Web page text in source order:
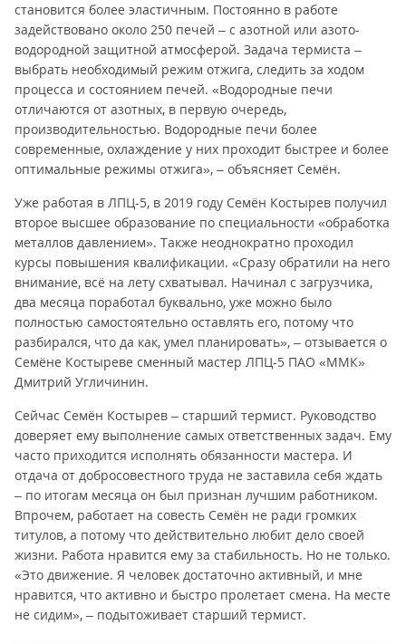
становится более эластичным. Постоянно в работе
задействовано около 250 печей – с азотной или азото-
водородной защитной атмосферой. Задача термиста –
выбрать необходимый режим отжига, следить за ходом
процесса и состоянием печей. «Водородные печи
отличаются от азотных, в первую очередь,
производительностью. Водородные печи более
современные, охлаждение у них проходит быстрее и более
оптимальные режимы отжига», – объясняет Семён.
Уже работая в ЛПЦ-5, в 2019 году Семён Костырев получил
второе высшее образование по специальности «обработка
металлов давлением». Также неоднократно проходил
курсы повышения квалификации. «Сразу обратили на него
внимание, всё на лету схватывал. Начинал с загрузчика,
два месяца поработал буквально, уже можно было
полностью самостоятельно оставлять его, потому что
разбирался, что да как, умел планировать», – отзывается о
Семёне Костыреве сменный мастер ЛПЦ-5 ПАО «ММК»
Дмитрий Угличинин.
Сейчас Семён Костырев – старший термист. Руководство
доверяет ему выполнение самых ответственных задач. Ему
часто приходится исполнять обязанности мастера. И
отдача от добросовестного труда не заставила себя ждать
– по итогам месяца он был признан лучшим работником.
Впрочем, работает на совесть Семён не ради громких
титулов, а потому что действительно любит дело своей
жизни. Работа нравится ему за стабильность. Но не только.
«Это движение. Я человек достаточно активный, и мне
нравится, что активно и быстро пролетает смена. На месте
не сидим», – подытоживает старший термист.